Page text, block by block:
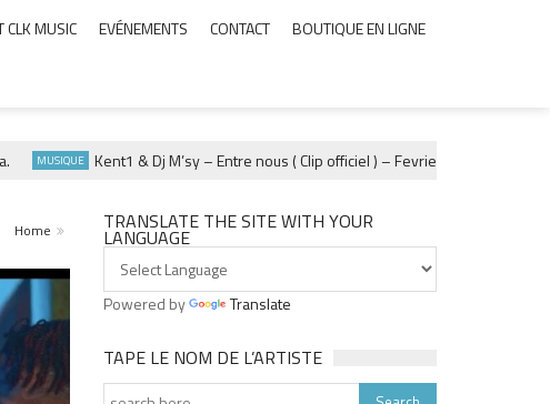
CLK MUSIC EVÉNEMENTS CONTACT BOUTIQUE EN LIGNE
Kent1 & Dj M’sy – Entre nous ( Clip officiel ) – Fevrier 2025
Home TRANSLATE THE SITE WITH YOUR
LANGUAGE
Powered by Translate
TAPE LE NOM DE L’ARTISTE